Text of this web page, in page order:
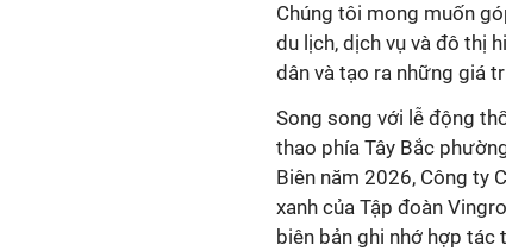
Chúng tôi mong muốn
du lịch, dịch vụ và đô thị
dân và tạo ra những giá
Song song với lễ động
thao phía Tây Bắc
Biên năm 2026, Công ty
xanh của Tập đoàn
biên bản ghi nhớ hợp